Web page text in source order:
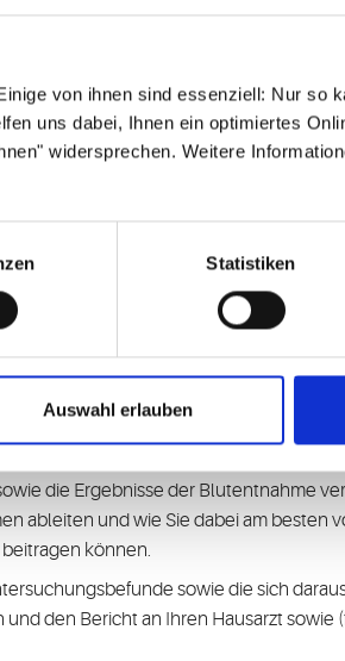
von ihnen sind essenziell: Nur so
uns dabei, Ihnen ein optimiertes
widersprechen. Weitere
Statistiken
Auswahl erlauben
in Ihren Alltag integrieren
Den zweiten Teil
Fragebogen durch, um
Blutentnahme in unserem Direktlabor.
Dieser Termin sollte
Telefonat oder nochmals persönlich
die Ergebnisse der Blutentnahme
ableiten und wie Sie dabei am besten
können.
sowie die sich
den Bericht an Ihren Hausarzt